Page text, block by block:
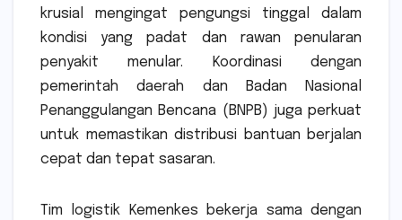
krusial mengingat pengungsi tinggal dalam
kondisi yang padat dan rawan penularan
penyakit menular. Koordinasi dengan
pemerintah daerah dan Badan Nasional
Penanggulangan Bencana (BNPB) juga perkuat
untuk memastikan distribusi bantuan berjalan
cepat dan tepat sasaran.
Tim logistik Kemenkes bekerja sama dengan